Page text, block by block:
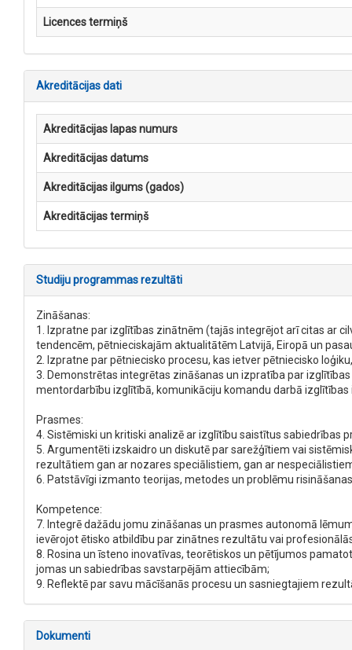
Licences termiņš
Akreditācijas dati
Akreditācijas lapas numurs
Akreditācijas datums
Akreditācijas ilgums (gados)
Akreditācijas termiņš
Studiju programmas rezultāti
Zināšanas:
1. Izpratne par izglītības zinātnēm (tajās integrējot arī citas ar
tendencēm, pētnieciskajām aktualitātēm Latvijā, Eiropā un
2. Izpratne par pētniecisko procesu, kas ietver pētniecisko
3. Demonstrētas integrētas zināšanas un izpratība par
mentordarbību izglītībā, komunikāciju komandu darbā
Prasmes:
4. Sistēmiski un kritiski analizē ar izglītību saistītus sabiedrības
5. Argumentēti izskaidro un diskutē par sarežģītiem vai
rezultātiem gan ar nozares speciālistiem, gan ar
6. Patstāvīgi izmanto teorijas, metodes un problēmu
Kompetence:
7. Integrē dažādu jomu zināšanas un prasmes autonomā
ievērojot ētisko atbildību par zinātnes rezultātu vai
8. Rosina un īsteno inovatīvas, teorētiskos un pētījumos
jomas un sabiedrības savstarpējām attiecībām;
9. Reflektē par savu mācīšanās procesu un sasniegtajiem
Dokumenti